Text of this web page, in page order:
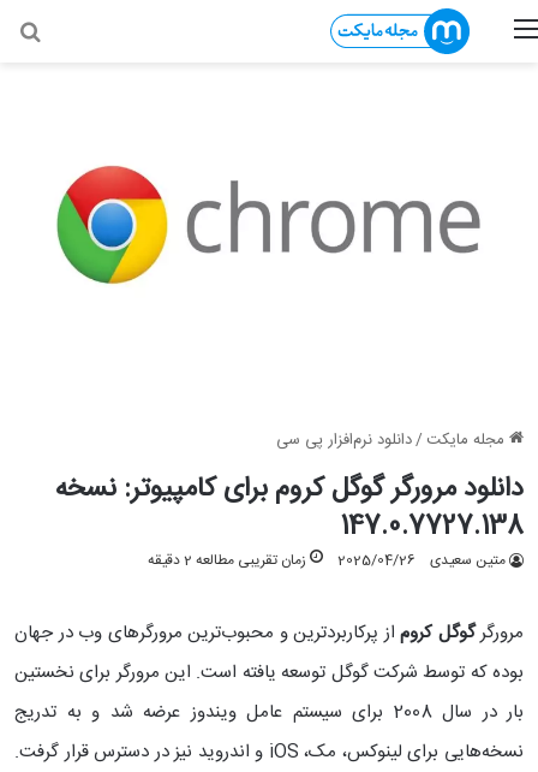
منو
مجله مایکت /دانلود نرم‌افزار پی سی
دانلود مرورگر گوگل کروم برای کامپیوتر: نسخه
147.0.7727.138
متین سعیدی 2025/04/26 زمان تقریبی مطالعه 2 دقیقه
مرورگرگوگل کروم از پرکاربردترین و محبوب‌ترین مرورگرهای وب در جهان
بوده که توسط شرکت گوگل توسعه یافته است. این مرورگر برای نخستین
بار در سال 2008 برای سیستم عامل ویندوز عرضه شد و به تدریج
نسخه‌هایی برای لینوکس، مک، iOS و اندروید نیز در دسترس قرار گرفت.